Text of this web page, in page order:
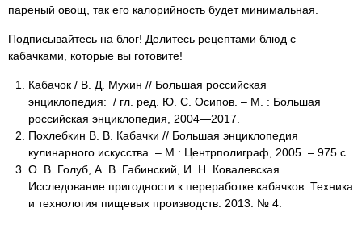
пареный овощ, так его калорийность будет минимальная.
Подписывайтесь на блог! Делитесь рецептами блюд с
кабачками, которые вы готовите!
Кабачок / В. Д. Мухин // Большая российская
энциклопедия: / гл. ред. Ю. С. Осипов. – М. : Большая
российская энциклопедия, 2004—2017.
Похлебкин В. В. Кабачки // Большая энциклопедия
кулинарного искусства. – М.: Центрполиграф, 2005. – 975 с.
О. В. Голуб, А. В. Габинский, И. Н. Ковалевская.
Исследование пригодности к переработке кабачков. Техника
и технология пищевых производств. 2013. № 4.